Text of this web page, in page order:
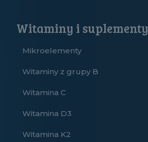
Witaminy i suplementy
Mikroelementy
Witaminy z grupy B
Witamina C
Witamina D3
Witamina K2